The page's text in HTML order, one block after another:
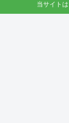
当サイト